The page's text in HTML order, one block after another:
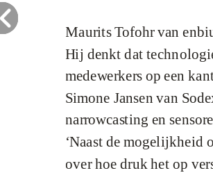
Maurits Tofohr van
Hij denkt dat
medewerkers op een
Simone Jansen van
narrowcasting en
‘Naast de mogelijkheid
over hoe druk het op